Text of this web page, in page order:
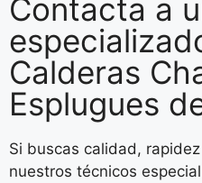
Contacta a
Calderas
Esplugues
Si buscas calidad,
nuestros técnicos